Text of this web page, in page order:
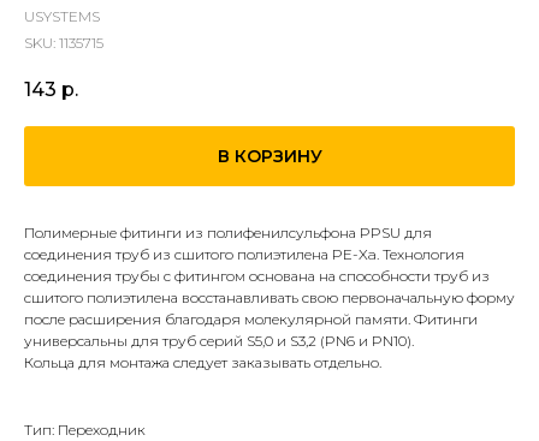
USYSTEMS
SKU: 1135715
143 р.
В КОРЗИНУ
Полимерные фитинги из полифенилсульфона PPSU для
соединения труб из сшитого полиэтилена PE-Xa. Технология
соединения трубы с фитингом основана на способности труб из
сшитого полиэтилена восстанавливать свою первоначальную форму
после расширения благодаря молекулярной памяти. Фитинги
универсальны для труб серий S5,0 и S3,2 (PN6 и PN10).
Кольца для монтажа следует заказывать отдельно.
Тип: Переходник